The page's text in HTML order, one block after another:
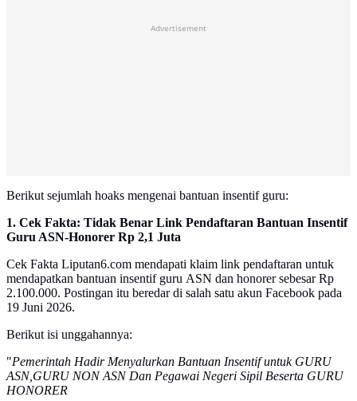
Advertisement
Berikut sejumlah hoaks mengenai bantuan insentif guru:
1. Cek Fakta: Tidak Benar Link Pendaftaran Bantuan Insentif
Guru ASN-Honorer Rp 2,1 Juta
Cek Fakta Liputan6.com mendapati klaim link pendaftaran untuk
mendapatkan bantuan insentif guru ASN dan honorer sebesar Rp
2.100.000. Postingan itu beredar di salah satu akun Facebook pada
19 Juni 2026.
Berikut isi unggahannya:
"Pemerintah Hadir Menyalurkan Bantuan Insentif untuk GURU
ASN,GURU NON ASN Dan Pegawai Negeri Sipil Beserta GURU
HONORER